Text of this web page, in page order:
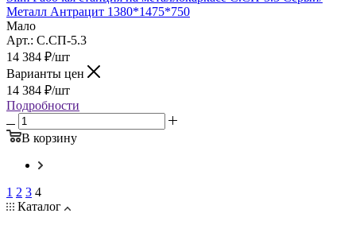
Металл Антрацит 1380*1475*750
Мало
Арт.: С.СП-5.3
14 384 ₽/шт
Варианты цен
14 384 ₽/шт
Подробности
В корзину
1 2 3 4
Каталог